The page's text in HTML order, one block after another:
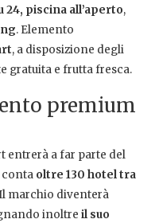
24, piscina all’aperto,
. Elemento
, a disposizione degli
gratuita e frutta fresca.
premium
entrerà a far parte del
conta oltre 130 hotel tra
marchio diventerà
inoltre il suo